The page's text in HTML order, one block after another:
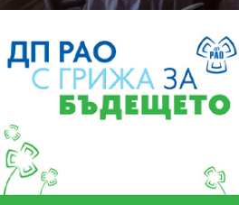
проект „От страната
на младите“